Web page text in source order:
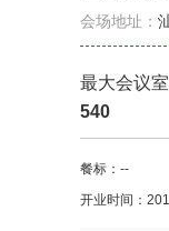
会场地址：
最大会议
540
餐标：--
开业时间：